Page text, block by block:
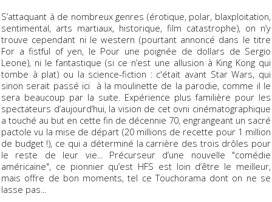
S’attaquant à de nombreux genres (érotique, polar, blaxploitation,
sentimental, arts martiaux, historique, film catastrophe), on n’y
trouve cependant ni le western (pourtant annoncé dans le titre
For a fistful of yen, le Pour une poignée de dollars de Sergio
Leone), ni le fantastique (si ce n’est une allusion à King Kong qui
tombe à plat) ou la science-fiction : c'était avant Star Wars, qui
sinon serait passé ici à la moulinette de la parodie, comme il le
sera beaucoup par la suite. Expérience plus familière pour les
spectateurs d’aujourd’hui, la vision de cet ovni cinématographique
a touché au but en cette fin de décennie 70, engrangeant un sacré
pactole vu la mise de départ (20 millions de recette pour 1 million
de budget !), ce qui a déterminé la carrière des trois drôles pour
le reste de leur vie... Précurseur d’une nouvelle "comédie
américaine", ce pionnier qu’est HFS est loin d’être le meilleur,
mais offre de bon moments, tel ce Touchorama dont on ne se
lasse pas...